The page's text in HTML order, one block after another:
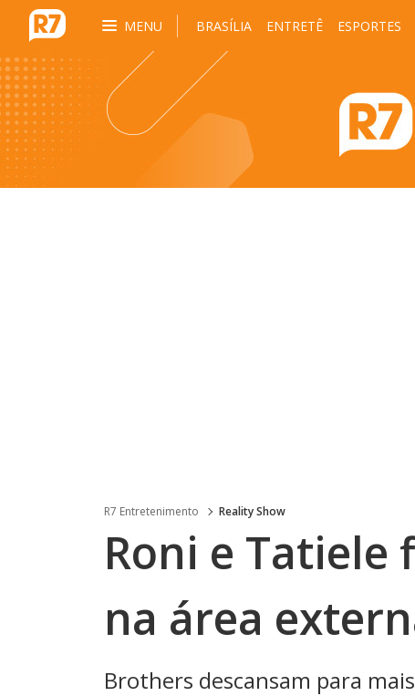
MENU BRASÍLIA ENTRETÊ ESPORTES
R7 Entretenimento Reality Show
Roni e
na área
Brothers descansam para